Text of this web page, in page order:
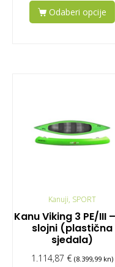
Odaberi opcije
Kanuji, SPORT
Kanu Viking 3 PE/III
slojni (plastična
sjedala)
1.114,87 € (8.399,99 kn)